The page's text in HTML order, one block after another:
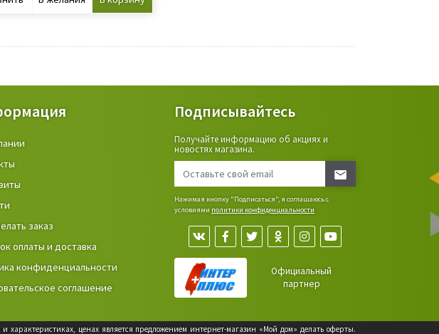
изделия и строительные
и инструмент для дачи, сада,
заказ
оплаты и доставка
конфиденциальности
соглашение
Подписывайтесь
Получайте информацию об акциях и
новостях магазина.
Нажимая кнопку "Подписаться", я соглашаюсь с
условиями политики конфиденциальности
Официальный
партнер
ценах является предложением интернет-магазин «Мой дом» делать оферты.